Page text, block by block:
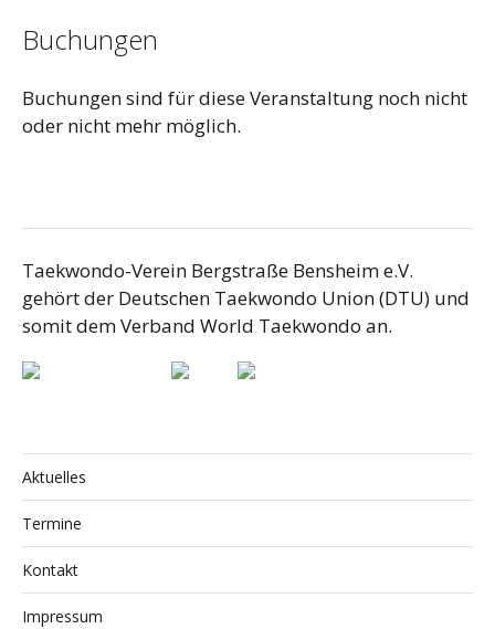
Buchungen
Buchungen sind für diese Veranstaltung noch nicht
oder nicht mehr möglich.
Taekwondo-Verein Bergstraße Bensheim e.V.
gehört der Deutschen Taekwondo Union (DTU) und
somit dem Verband World Taekwondo an.
Aktuelles
Termine
Kontakt
Impressum